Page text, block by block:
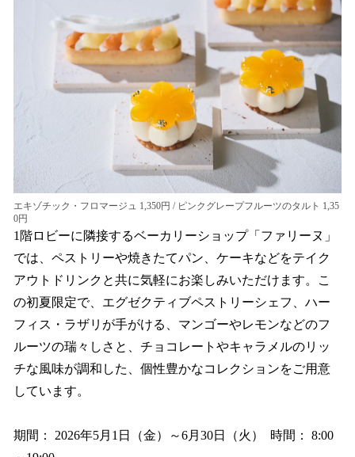
エキゾチック・フロマージュ 1,350円 / ピンクグレープフルーツのタルト 1,35
0円
1階ロビーに隣接するベーカリーショップ「ファリーヌ」
では、ペストリーや焼きたてパン、ケーキなどをテイク
アウトドリンクと共に気軽にお楽しみいただけます。こ
の初夏限定で、エグゼクティブペストリーシェフ、ハー
フィス・ラザリが手がける、マンゴーやレモンなどのフ
ルーツの瑞々しさと、チョコレートやキャラメルのリッ
チな風味が調和した、個性豊かなコレクションをご用意
しています。
期間： 2026年5月1日（金）～6月30日（火） 時間： 8:00